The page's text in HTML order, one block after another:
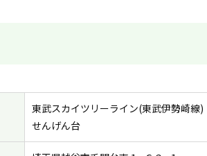
東武スカイツリーライン(東武伊勢崎線)
せんげん台